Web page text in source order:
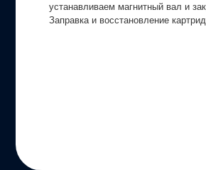
устанавливаем магнитный вал и
Заправка и восстановление